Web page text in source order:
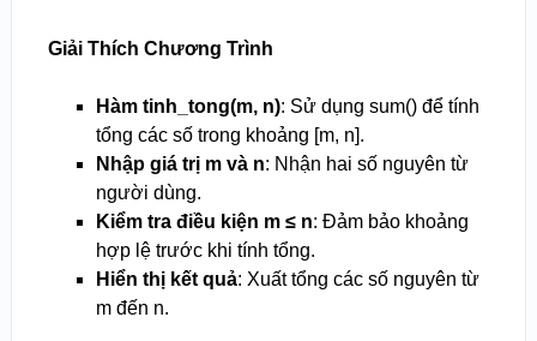
Giải Thích Chương Trình
Hàm tinh_tong(m, n): Sử dụng sum() để tính
tổng các số trong khoảng [m, n].
Nhập giá trị m và n: Nhận hai số nguyên từ
người dùng.
Kiểm tra điều kiện m ≤ n: Đảm bảo khoảng
hợp lệ trước khi tính tổng.
Hiển thị kết quả: Xuất tổng các số nguyên từ
m đến n.